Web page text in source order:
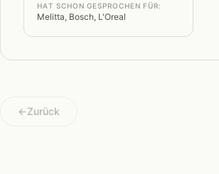
HAT SCHON GESPROCHEN FÜR:
Melitta, Bosch, L'Oreal
←Zurück